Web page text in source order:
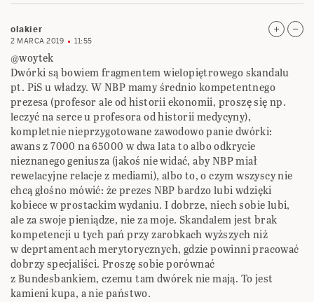
olakier
2 MARCA 2019 11:55
@woytek
Dwórki są bowiem fragmentem wielopiętrowego skandalu
pt. PiS u władzy. W NBP mamy średnio kompetentnego
prezesa (profesor ale od historii ekonomii, proszę się np.
leczyć na serce u profesora od historii medycyny),
kompletnie nieprzygotowane zawodowo panie dwórki:
awans z 7000 na 65000 w dwa lata to albo odkrycie
nieznanego geniusza (jakoś nie widać, aby NBP miał
rewelacyjne relacje z mediami), albo to, o czym wszyscy nie
chcą głośno mówić: że prezes NBP bardzo lubi wdzięki
kobiece w prostackim wydaniu. I dobrze, niech sobie lubi,
ale za swoje pieniądze, nie za moje. Skandalem jest brak
kompetencji u tych pań przy zarobkach wyższych niż
w deprtamentach merytorycznych, gdzie powinni pracować
dobrzy specjaliści. Proszę sobie porównać
z Bundesbankiem, czemu tam dwórek nie mają. To jest
kamieni kupa, a nie państwo.